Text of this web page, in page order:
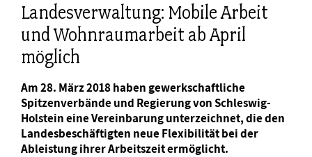
Landesverwaltung: Mobile Arbeit
und Wohnraumarbeit ab April
möglich
Am 28. März 2018 haben gewerkschaftliche
Spitzenverbände und Regierung von Schleswig-
Holstein eine Vereinbarung unterzeichnet, die den
Landesbeschäftigten neue Flexibilität bei der
Ableistung ihrer Arbeitszeit ermöglicht.